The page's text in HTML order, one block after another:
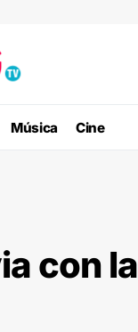
Música Cine
con la